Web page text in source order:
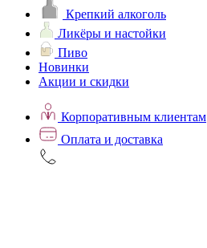
Крепкий алкоголь
Ликёры и настойки
Пиво
Новинки
Акции и скидки
Корпоративным клиентам
Оплата и доставка